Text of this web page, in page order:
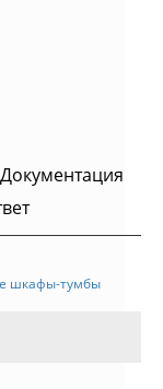
Документация
шкафы-тумбы